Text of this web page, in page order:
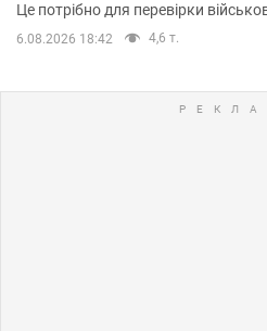
Це потрібно для перевірки
6.08.2026 18:42 4,6 т.